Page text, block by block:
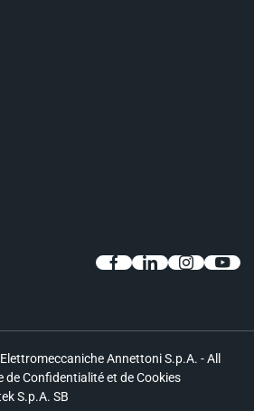
Annettoni S.p.A. - All
de Confidentialité et de Cookies
S.p.A. SB